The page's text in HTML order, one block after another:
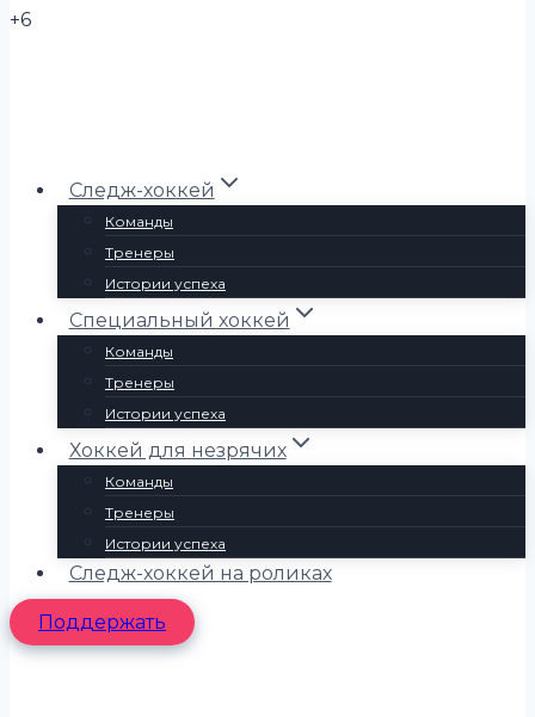
+6
Следж-хоккей
Команды
Тренеры
Истории успеха
Специальный хоккей
Команды
Тренеры
Истории успеха
Хоккей для незрячих
Команды
Тренеры
Истории успеха
Следж-хоккей на роликах
Поддержать